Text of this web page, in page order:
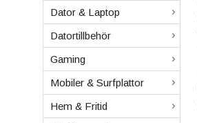
Dator & Laptop
Datortillbehör
Gaming
Mobiler & Surfplattor
Hem & Fritid